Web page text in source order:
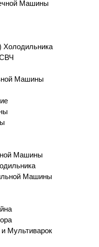
Машины
Холодильника
Машины
Машины
Машины
Мультиварок